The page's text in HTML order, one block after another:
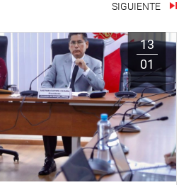
SIGUIENTE
13
01